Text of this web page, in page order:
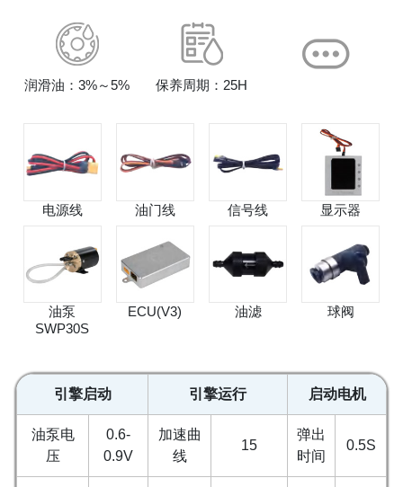
润滑油：3%～5% 保养周期：25H
电源线 油门线 信号线 显示器
油泵
SWP30S
ECU(V3) 油滤 球阀
引擎启动 引擎运行 启动电机
油泵电
压
0.6-
0.9V
加速曲
线
15
弹出
时间
0.5S